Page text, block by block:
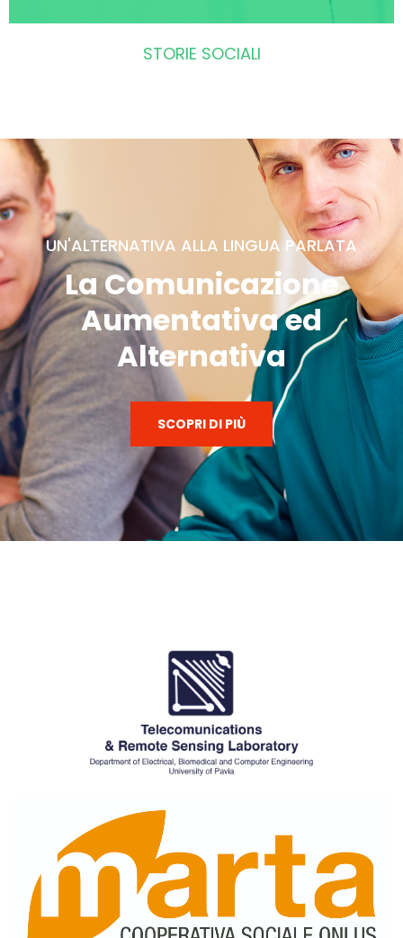
STORIE SOCIALI
UN'ALTERNATIVA ALLA LINGUA PARLATA
La Comunicazione
Aumentativa ed
Alternativa
SCOPRI DI PIÙ